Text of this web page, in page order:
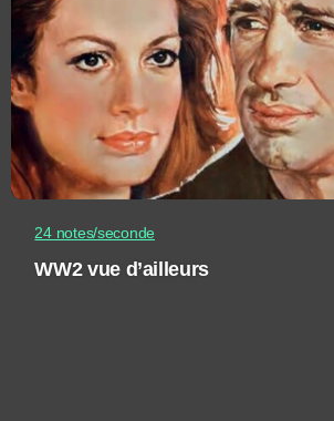
24 notes/seconde
WW2 vue d’ailleurs